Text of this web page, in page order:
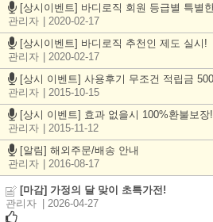
[상시이벤트] 바디로직 회원 등급별 특별
관리자
| 2020-02-17
[상시이벤트] 바디로직 추천인 제도 실시!
관리자
| 2020-02-17
[상시 이벤트] 사용후기 무조건 적립금
관리자
| 2015-10-15
[상시 이벤트] 효과 없을시 100%환불보장!
관리자
| 2015-11-12
[알림] 해외주문/배송 안내
관리자
| 2016-08-17
[마감] 가정의 달 맞이 초특가전!
관리자
| 2026-04-27